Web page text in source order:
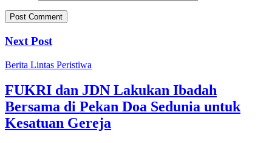
Next Post
Berita Lintas Peristiwa
FUKRI dan JDN Lakukan Ibadah
Bersama di Pekan Doa Sedunia untuk
Kesatuan Gereja